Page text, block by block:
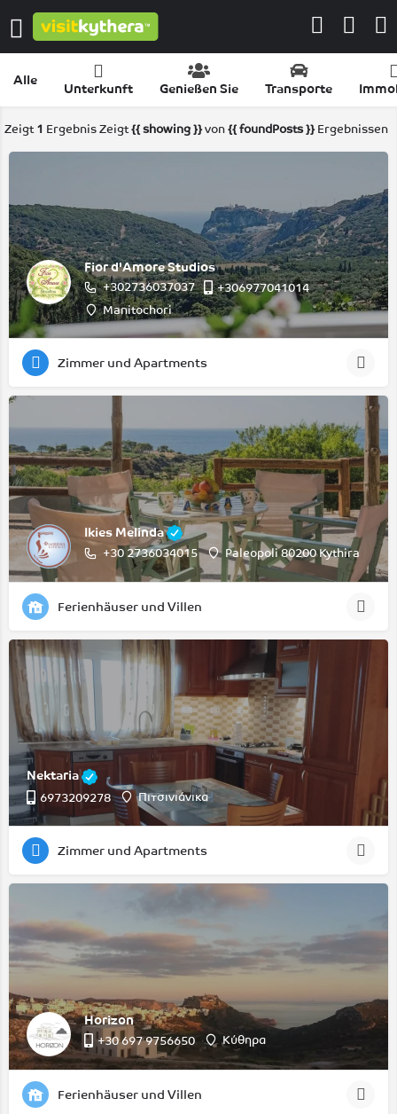
Alle
Unterkunft Genießen Sie Transporte
Zeigt 1 Ergebnis Zeigt{{ showing }}von {{ foundPosts }}Ergebnissen
Fior d'Amore Studios
+302736037037
+306977041014
Manitochori
Zimmer und Apartments
Ikies Melinda
+30 2736034015 Paleopoli 80200 Kythira
Ferienhäuser und Villen
Nektaria
6973209278 Πιτσινιάνικα
Zimmer und Apartments
Horizon
‭+30 697 9756650‬ Κύθηρα
Ferienhäuser und Villen